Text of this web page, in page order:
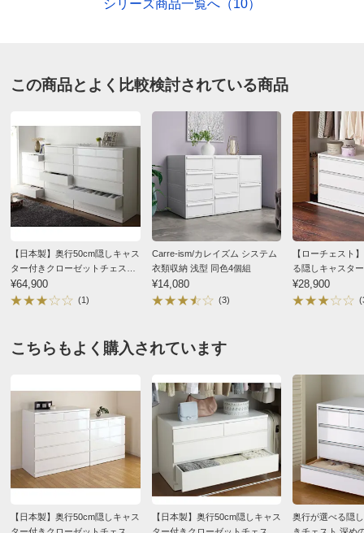
■【大引出し（内寸）サイズ】 （3杯付）幅93cm奥行42cm
■【キャスター高】 5.5cm（隠しキャスター）
■【引出しの耐荷重】 各引出しとも5kgまで 全段で
20kgまで
ディノスのサイズ（家具）
いました。
山形県
届いた時は、でかいし重いし、困ったと思いました。
が、それが使い始めると、どっしりとした安定感をうん
でいます。下段の大きい引き出しも片手で引き出せるの
が、洗濯物を沢山持っている時は大助かりです。機会が
あったら、同じシリーズをまた買います。
東京都
キャスター以外は出来上がった状態で届くので梱包され
た商品はものすごく大きいです！
玄関は片付けておかないと受け取るのも大変です。
そして女性の１人暮らしの方は運び入れ、キャスター取
り付けサービスまで御願いしたほうがよいかと思いま
シリーズ商品一覧へ（10）
この商品とよく比較検討されている商品
【日本製】奥行50cm隠しキャス
ター付きクローゼットチェスト
幅80cm・6段
¥64,900
(1)
Carre-ism/カレイズム システム
衣類収納 浅型 同色4個組
¥14,080
(3)
【ローチェスト
る隠しキャスタ
ローゼットチェ
3段高さ67cm
¥28,900
こちらもよく購入されています
【日本製】奥行50cm隠しキャス
【日本製】奥行50cm隠しキャス
奥行が選べる隠